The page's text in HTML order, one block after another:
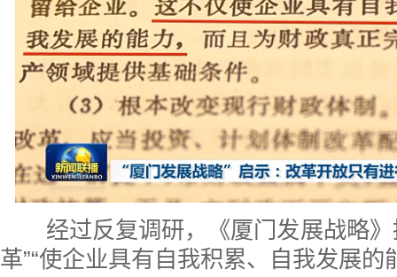
经过反复调研，《厦门发展战略》
革”“使企业具有自我积累、自我发展的